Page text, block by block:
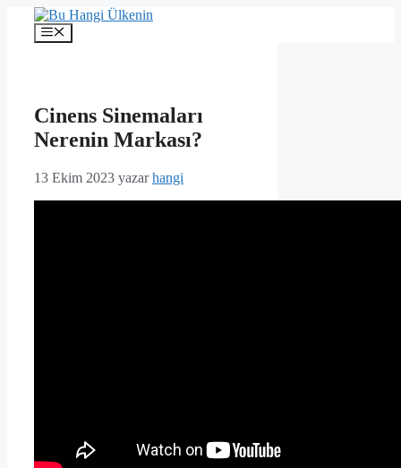
İçeriğe
Menü
Cinens Sinemaları
Nerenin Markası?
13 Ekim 2023 yazarhangi